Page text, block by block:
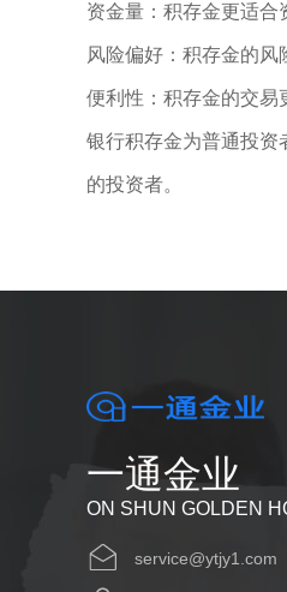
资金量：积存金更适合
风险偏好：积存金的风
便利性：积存金的交易
银行积存金为普通投资
的投资者。
一通金业
ON SHUN GOLDEN
service@ytjy1.com